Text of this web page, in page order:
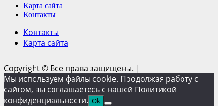
Карта сайта
Контакты
Контакты
Карта сайта
Copyright © Все права защищены. |
Мы используем файлы cookie. Продолжая работу с
сайтом, вы соглашаетесь с нашей Политикой
конфиденциальности. Ok